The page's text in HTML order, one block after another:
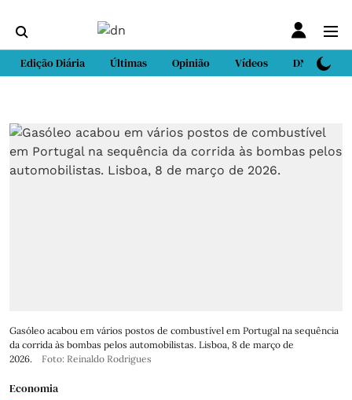
Edição Diária Últimas Opinião Vídeos DN Sport
Gasóleo acabou em vários postos de combustível em Portugal na sequência
da corrida às bombas pelos automobilistas. Lisboa, 8 de março de
2026.
Foto: Reinaldo Rodrigues
Economia